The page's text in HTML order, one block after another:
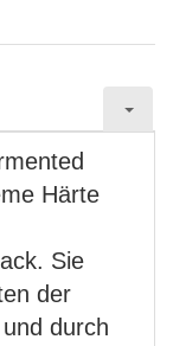
Härte
Sie
der
durch